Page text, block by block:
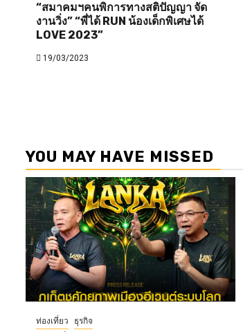
“สมาคมฯคนพิการทางสติปัญญา จัด
งานวิ่ง” “พี่ได้ RUN น้องเด็กพิเศษได้
LOVE 2023”
19/03/2023
YOU MAY HAVE MISSED
ท่องเที่ยว ธุรกิจ